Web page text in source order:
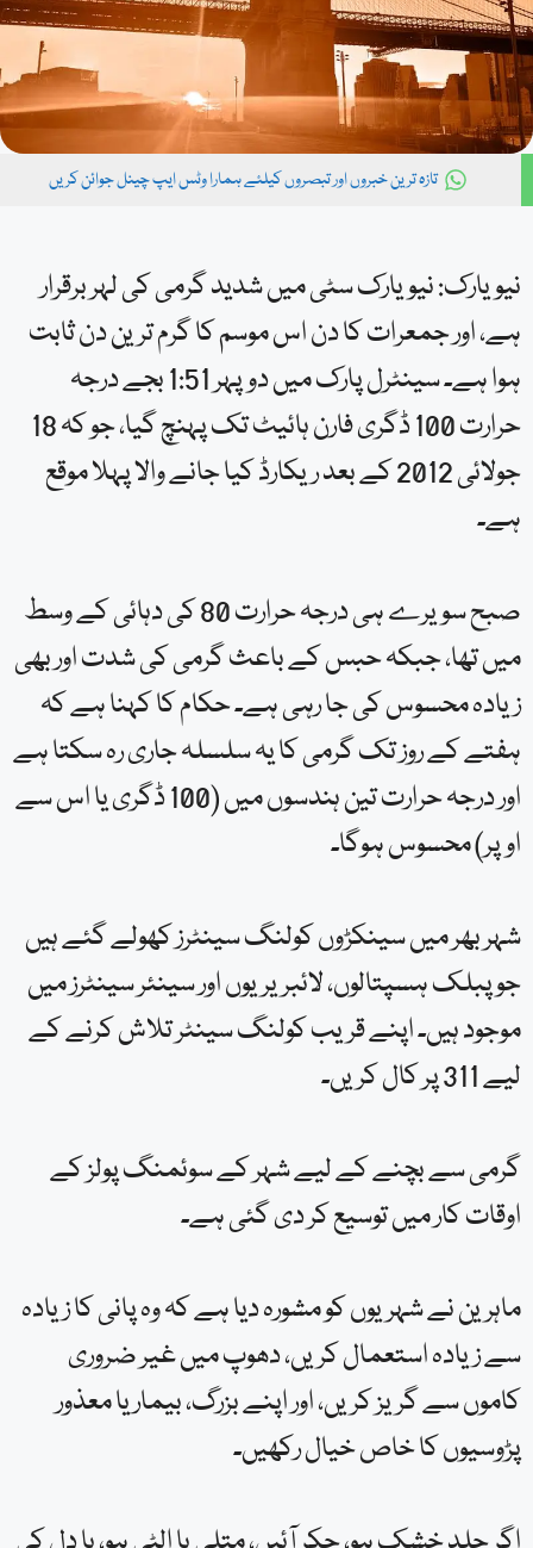
تازہ ترین خبروں اور تبصروں کیلئے ہمارا وٹس ایپ چینل جوائن کریں
نیویارک: نیویارک سٹی میں شدید گرمی کی لہر برقرار
ہے، اور جمعرات کا دن اس موسم کا گرم ترین دن ثابت
ہوا ہے۔ سینٹرل پارک میں دوپہر 1:51 بجے درجہ
حرارت 100 ڈگری فارن ہائیٹ تک پہنچ گیا، جو کہ 18
جولائی 2012 کے بعد ریکارڈ کیا جانے والا پہلا موقع
ہے۔
صبح سویرے ہی درجہ حرارت 80 کی دہائی کے وسط
میں تھا، جبکہ حبس کے باعث گرمی کی شدت اور بھی
زیادہ محسوس کی جا رہی ہے۔ حکام کا کہنا ہے کہ
ہفتے کے روز تک گرمی کا یہ سلسلہ جاری رہ سکتا ہے
اور درجہ حرارت تین ہندسوں میں (100 ڈگری یا اس سے
اوپر) محسوس ہوگا۔
شہر بھر میں سینکڑوں کولنگ سینٹرز کھولے گئے ہیں
جو پبلک ہسپتالوں، لائبریریوں اور سینئر سینٹرز میں
موجود ہیں۔ اپنے قریب کولنگ سینٹر تلاش کرنے کے
لیے 311 پر کال کریں۔
گرمی سے بچنے کے لیے شہر کے سوئمنگ پولز کے
اوقات کار میں توسیع کر دی گئی ہے۔
ماہرین نے شہریوں کو مشورہ دیا ہے کہ وہ پانی کا زیادہ
سے زیادہ استعمال کریں، دھوپ میں غیر ضروری
کاموں سے گریز کریں، اور اپنے بزرگ، بیمار یا معذور
پڑوسیوں کا خاص خیال رکھیں۔